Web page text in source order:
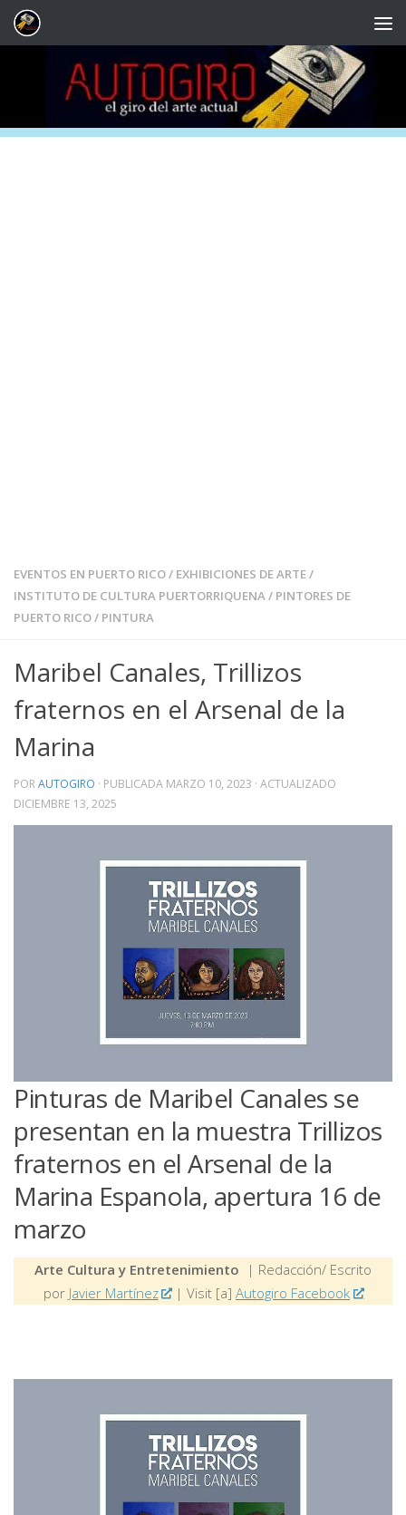
Saltar al contenido
EVENTOS EN PUERTO RICO/ EXHIBICIONES DE ARTE/
INSTITUTO DE CULTURA PUERTORRIQUENA/ PINTORES DE
PUERTO RICO/ PINTURA
Maribel Canales, Trillizos
fraternos en el Arsenal de la
Marina
PORAUTOGIRO · PUBLICADA MARZO 10, 2023 · ACTUALIZADO
DICIEMBRE 13, 2025
Pinturas de Maribel Canales se
presentan en la muestra Trillizos
fraternos en el Arsenal de la
Marina Espanola, apertura 16 de
marzo
Arte Cultura y Entretenimiento | Redacción/ Escrito
por Javier Martínez | Visit [a] Autogiro Facebook